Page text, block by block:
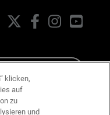
FacebookInstagram
klicken,
auf
zu
und